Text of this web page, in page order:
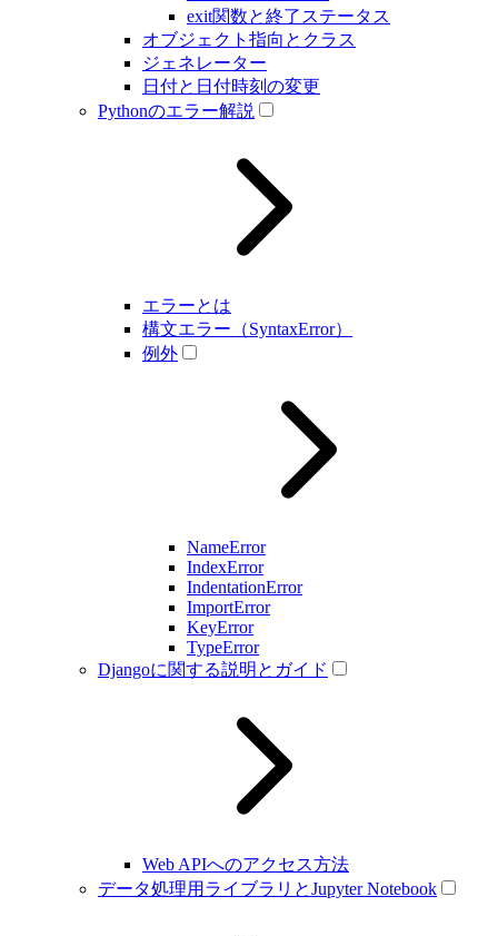
exit関数と終了ステータス
オブジェクト指向とクラス
ジェネレーター
日付と日付時刻の変更
Pythonのエラー解説
エラーとは
構文エラー（SyntaxError）
例外
NameError
IndexError
IndentationError
ImportError
KeyError
TypeError
Djangoに関する説明とガイド
Web APIへのアクセス方法
データ処理用ライブラリとJupyter Notebook